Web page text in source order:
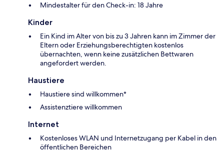
Mindestalter für den Check-in: 18 Jahre
Kinder
Ein Kind im Alter von bis zu 3 Jahren kann im Zimmer der
Eltern oder Erziehungsberechtigten kostenlos
übernachten, wenn keine zusätzlichen Bettwaren
angefordert werden.
Haustiere
Haustiere sind willkommen*
Assistenztiere willkommen
Internet
Kostenloses WLAN und Internetzugang per Kabel in den
öffentlichen Bereichen